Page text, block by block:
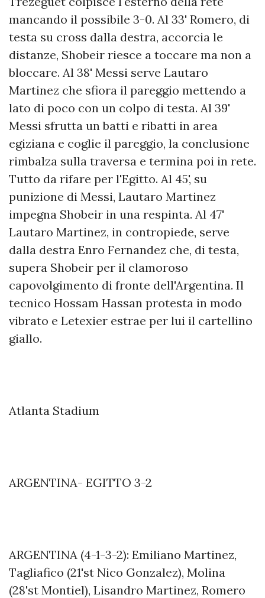
mancando il possibile 3-0. Al 33' Romero, di
testa su cross dalla destra, accorcia le
distanze, Shobeir riesce a toccare ma non a
bloccare. Al 38' Messi serve Lautaro
Martinez che sfiora il pareggio mettendo a
lato di poco con un colpo di testa. Al 39'
Messi sfrutta un batti e ribatti in area
egiziana e coglie il pareggio, la conclusione
rimbalza sulla traversa e termina poi in rete.
Tutto da rifare per l'Egitto. Al 45', su
punizione di Messi, Lautaro Martinez
impegna Shobeir in una respinta. Al 47'
Lautaro Martinez, in contropiede, serve
dalla destra Enro Fernandez che, di testa,
supera Shobeir per il clamoroso
capovolgimento di fronte dell'Argentina. Il
tecnico Hossam Hassan protesta in modo
vibrato e Letexier estrae per lui il cartellino
giallo.
Atlanta Stadium
ARGENTINA- EGITTO 3-2
ARGENTINA (4-1-3-2): Emiliano Martinez,
Tagliafico (21'st Nico Gonzalez), Molina
(28'st Montiel), Lisandro Martinez, Romero